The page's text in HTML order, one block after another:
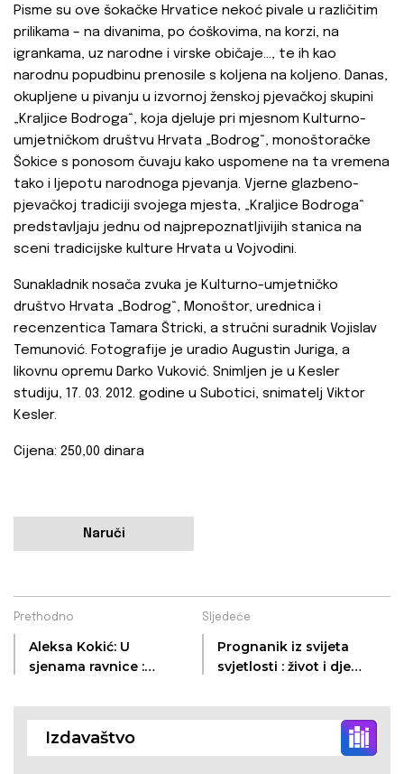
Pisme su ove šokačke Hrvatice nekoć pivale u različitim
prilikama – na divanima, po ćoškovima, na korzi, na
igrankama, uz narodne i virske običaje..., te ih kao
narodnu popudbinu prenosile s koljena na koljeno. Danas,
okupljene u pivanju u izvornoj ženskoj pjevačkoj skupini
„Kraljice Bodroga“, koja djeluje pri mjesnom Kulturno-
umjetničkom društvu Hrvata „Bodrog“, monoštoračke
Šokice s ponosom čuvaju kako uspomene na ta vremena
tako i ljepotu narodnoga pjevanja. Vjerne glazbeno-
pjevačkoj tradiciji svojega mjesta, „Kraljice Bodroga“
predstavljaju jednu od najprepoznatljivijih stanica na
sceni tradicijske kulture Hrvata u Vojvodini.
Sunakladnik nosača zvuka je Kulturno-umjetničko
društvo Hrvata „Bodrog“, Monoštor, urednica i
recenzentica Tamara Štricki, a stručni suradnik Vojislav
Temunović. Fotografije je uradio Augustin Juriga, a
likovnu opremu Darko Vuković. Snimljen je u Kesler
studiju, 17. 03. 2012. godine u Subotici, snimatelj Viktor
Kesler.
Cijena: 250,00 dinara
Naruči
Prethodno
Aleksa Kokić: U
sjenama ravnice :
Sljedeće
Prognanik iz svijeta
svjetlosti : život i djelo
Izdavaštvo